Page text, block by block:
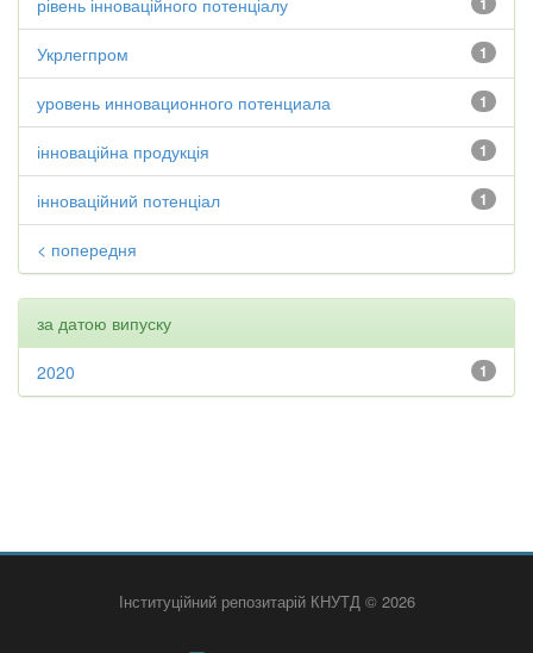
рівень інноваційного потенціалу
1
Укрлегпром
1
уровень инновационного потенциала
1
інноваційна продукція
1
інноваційний потенціал
< попередня
за датою випуску
1
2020
Інституційний репозитарій КНУТД © 2026